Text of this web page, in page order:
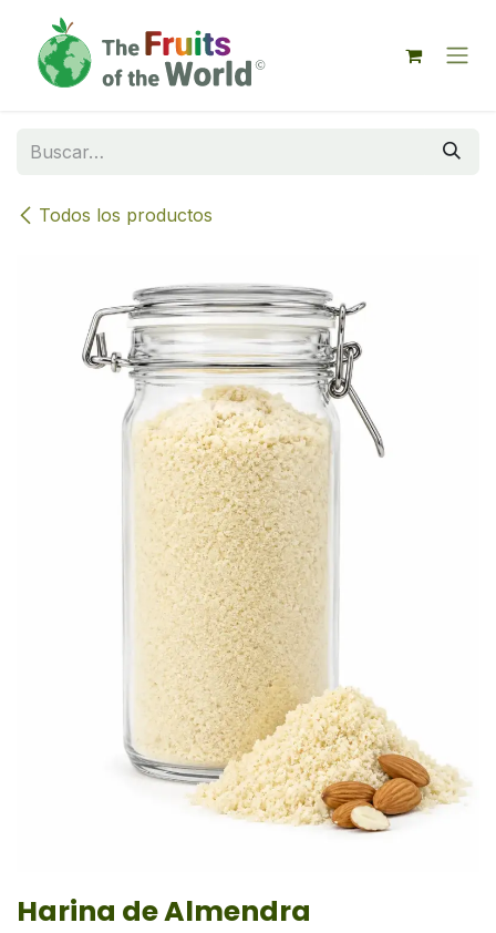
Todos los productos
Harina de Almendra